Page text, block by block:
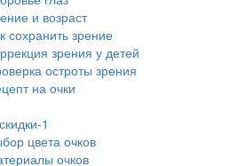
и возраст
сохранить зрение
зрения у детей
остроты зрения
на очки
1
цвета очков
очков